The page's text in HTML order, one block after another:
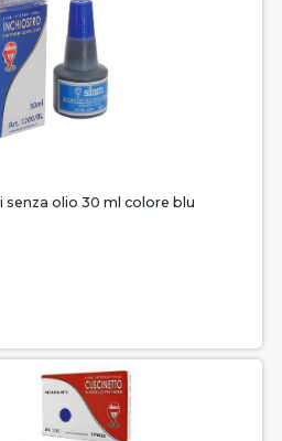
olio 30 ml colore blu